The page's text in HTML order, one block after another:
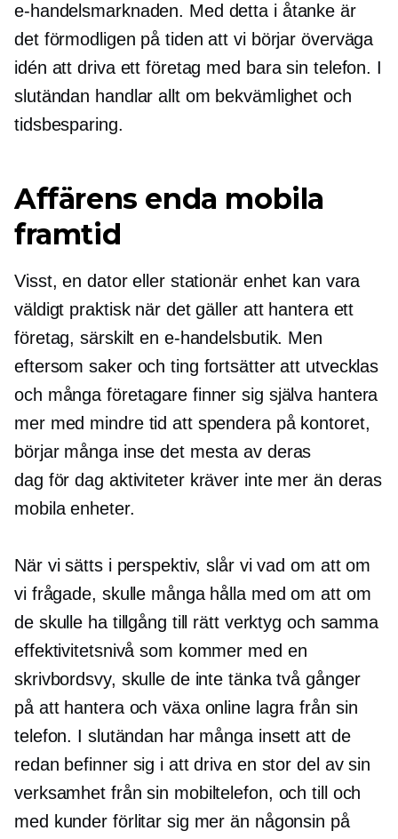
e-handelsmarknaden. Med detta i åtanke är
det förmodligen på tiden att vi börjar överväga
idén att driva ett företag med bara sin telefon. I
slutändan handlar allt om bekvämlighet och
tidsbesparing.
Affärens enda mobila
framtid
Visst, en dator eller stationär enhet kan vara
väldigt praktisk när det gäller att hantera ett
företag, särskilt en e-handelsbutik. Men
eftersom saker och ting fortsätter att utvecklas
och många företagare finner sig själva hantera
mer med mindre tid att spendera på kontoret,
börjar många inse det mesta av deras
dag för dag aktiviteter kräver inte mer än deras
mobila enheter.
När vi sätts i perspektiv, slår vi vad om att om
vi frågade, skulle många hålla med om att om
de skulle ha tillgång till rätt verktyg och samma
effektivitetsnivå som kommer med en
skrivbordsvy, skulle de inte tänka två gånger
på att hantera och växa online lagra från sin
telefon. I slutändan har många insett att de
redan befinner sig i att driva en stor del av sin
verksamhet från sin mobiltelefon, och till och
med kunder förlitar sig mer än någonsin på